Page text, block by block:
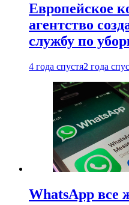
Европейское
агентство
службу по
4 года спустя2 года
WhatsApp все